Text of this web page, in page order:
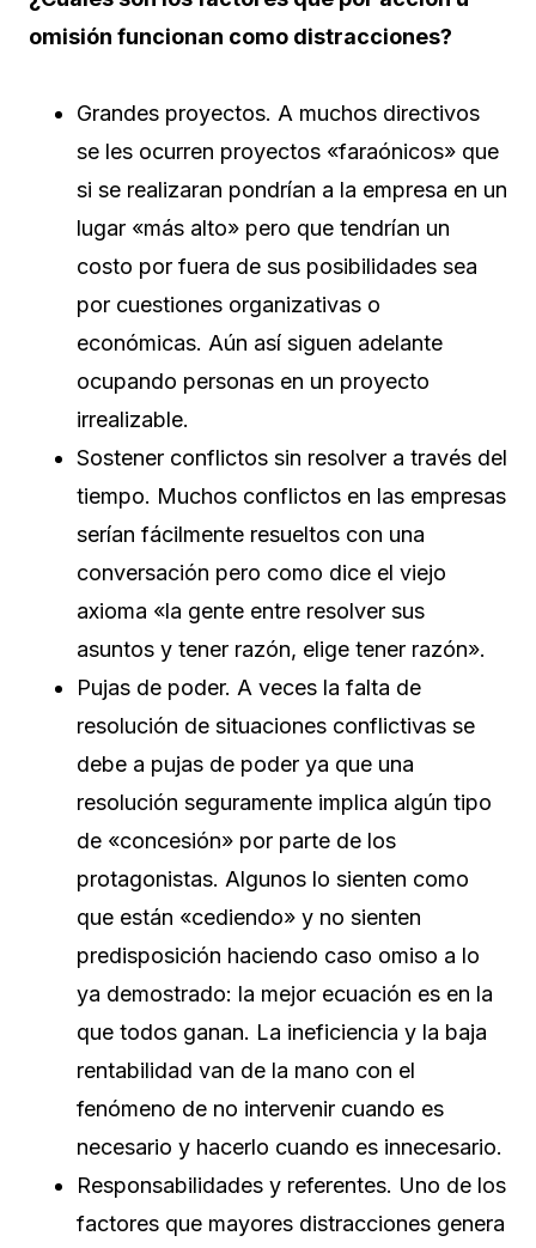
omisión funcionan como distracciones?
Grandes proyectos. A muchos directivos
se les ocurren proyectos «faraónicos» que
si se realizaran pondrían a la empresa en un
lugar «más alto» pero que tendrían un
costo por fuera de sus posibilidades sea
por cuestiones organizativas o
económicas. Aún así siguen adelante
ocupando personas en un proyecto
irrealizable.
Sostener conflictos sin resolver a través del
tiempo. Muchos conflictos en las empresas
serían fácilmente resueltos con una
conversación pero como dice el viejo
axioma «la gente entre resolver sus
asuntos y tener razón, elige tener razón».
Pujas de poder. A veces la falta de
resolución de situaciones conflictivas se
debe a pujas de poder ya que una
resolución seguramente implica algún tipo
de «concesión» por parte de los
protagonistas. Algunos lo sienten como
que están «cediendo» y no sienten
predisposición haciendo caso omiso a lo
ya demostrado: la mejor ecuación es en la
que todos ganan. La ineficiencia y la baja
rentabilidad van de la mano con el
fenómeno de no intervenir cuando es
necesario y hacerlo cuando es innecesario.
Responsabilidades y referentes. Uno de los
factores que mayores distracciones genera